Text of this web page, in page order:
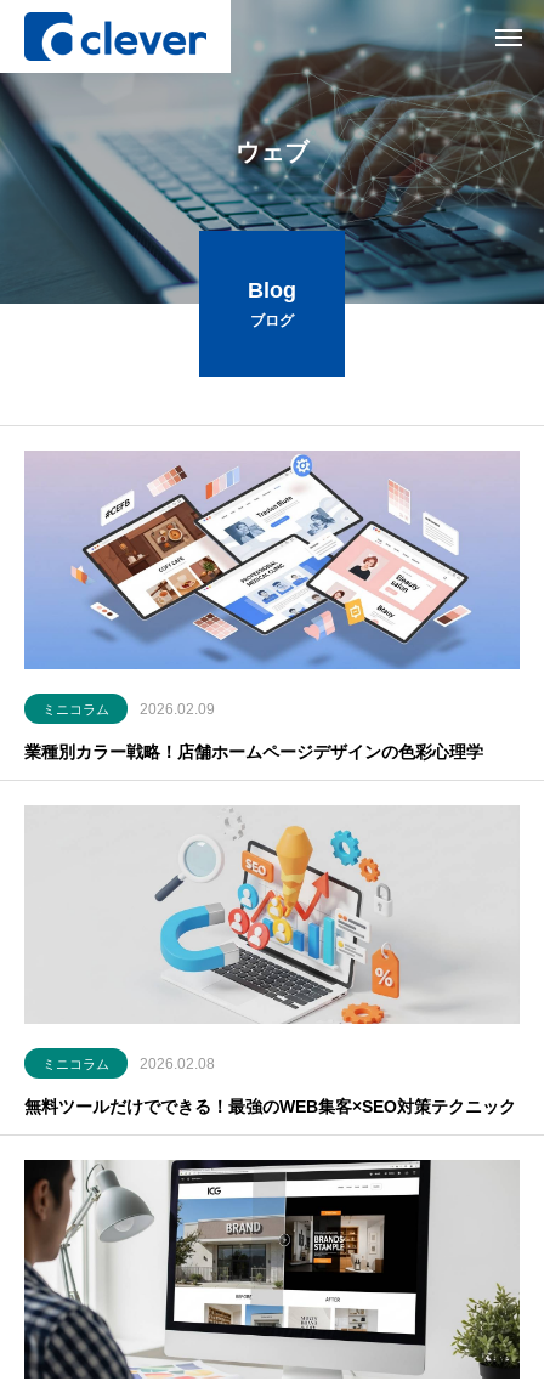
ウェブ
Blog
ブログ
ミニコラム 2026.02.09
業種別カラー戦略！店舗ホームページデザインの色彩心理学
ミニコラム 2026.02.08
無料ツールだけでできる！最強のWEB集客×SEO対策テクニック